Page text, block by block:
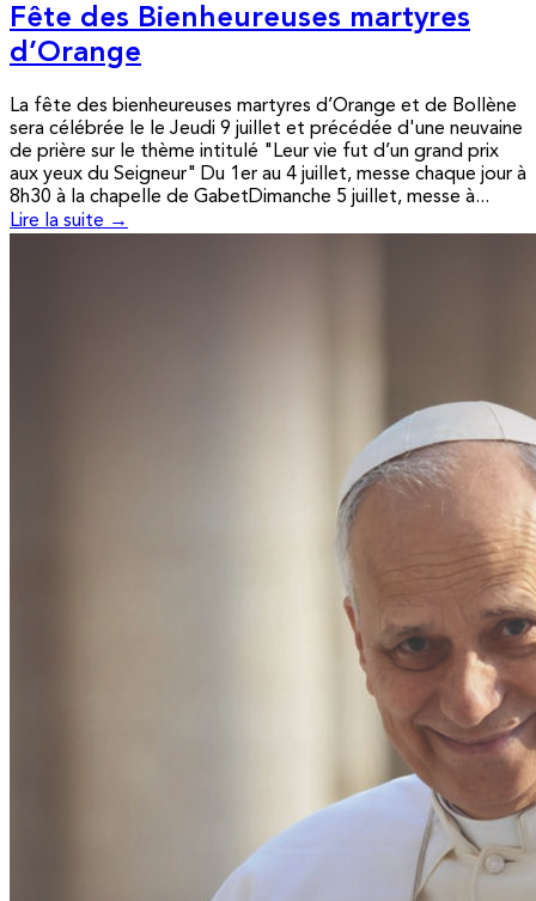
Fête des Bienheureuses martyres
d’Orange
La fête des bienheureuses martyres d’Orange et de Bollène
sera célébrée le le Jeudi 9 juillet et précédée d'une neuvaine
de prière sur le thème intitulé "Leur vie fut d’un grand prix
aux yeux du Seigneur" Du 1er au 4 juillet, messe chaque jour à
8h30 à la chapelle de GabetDimanche 5 juillet, messe à...
Lire la suite →